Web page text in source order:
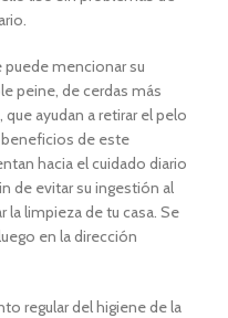
puede mencionar su
peine, de cerdas más
ayudan a retirar el pelo
de este
hacia el cuidado diario
de evitar su ingestión al
la limpieza de tu casa. Se
en la dirección
regular del higiene de la